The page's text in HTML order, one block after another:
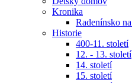
Kronika
Radenínsko
Historie
400-11. století
12. - 13. století
14. století
15. století